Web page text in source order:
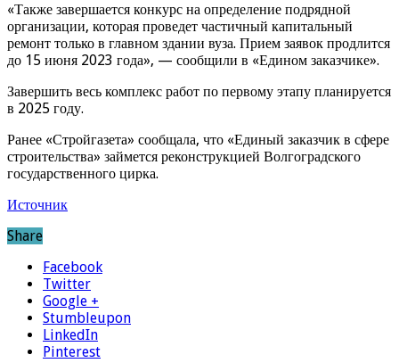
«Также завершается конкурс на определение подрядной
организации, которая проведет частичный капитальный
ремонт только в главном здании вуза. Прием заявок продлится
до 15 июня 2023 года», — сообщили в «Едином заказчике».
Завершить весь комплекс работ по первому этапу планируется
в 2025 году.
Ранее «Стройгазета» сообщала, что «Единый заказчик в сфере
строительства» займется реконструкцией Волгоградского
государственного цирка.
Источник
Share
Facebook
Twitter
Google +
Stumbleupon
LinkedIn
Pinterest